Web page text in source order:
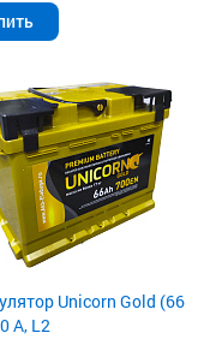
Unicorn Gold (66
А, L2